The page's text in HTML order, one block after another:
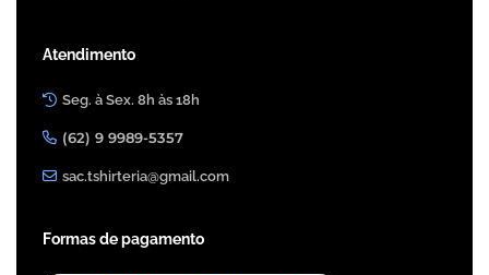
Atendimento
Seg. à Sex. 8h às 18h
(62) 9 9989-5357
sac.tshirteria@gmail.com
Formas de pagamento